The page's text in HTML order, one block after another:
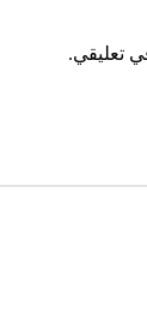
تعليقي.